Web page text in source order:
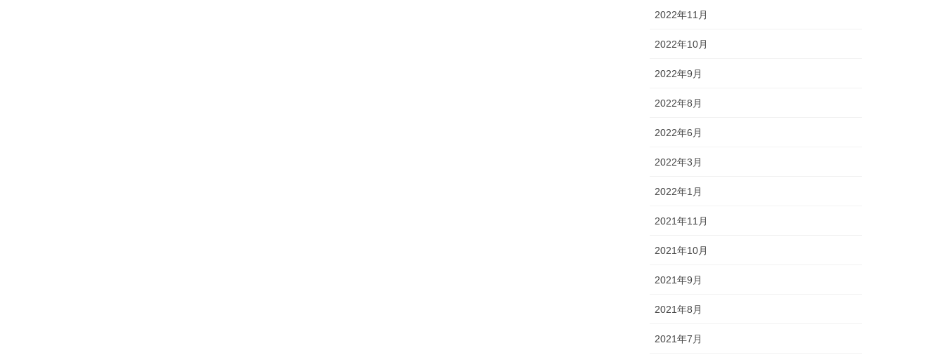
2022年11月
2022年10月
2022年9月
2022年8月
2022年6月
2022年3月
2022年1月
2021年11月
2021年10月
2021年9月
2021年8月
2021年7月